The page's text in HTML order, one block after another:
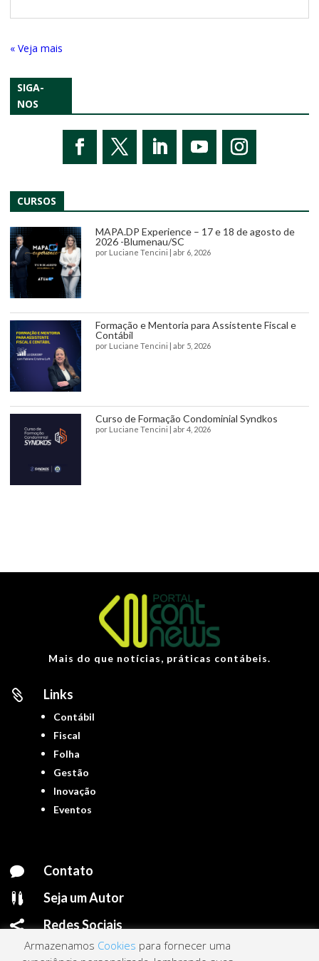
« Entradas Antigas
SIGA-
NOS
CURSOS
MAPA.DP Experience – 17 e 18 de agosto de
2026 -Blumenau/SC
por Luciane Tencini abr 6, 2026
Formação e Mentoria para Assistente Fiscal e
Contábil
por Luciane Tencini abr 5, 2026
Curso de Formação Condominial Syndkos
por Luciane Tencini abr 4, 2026
Mais do que notícias, práticas contábeis.
 Links
Contábil
Fiscal
Folha
Gestão
Inovação
Eventos
 Contato
 Seja um Autor
 Redes Sociais
Armazenamos Cookies para fornecer uma